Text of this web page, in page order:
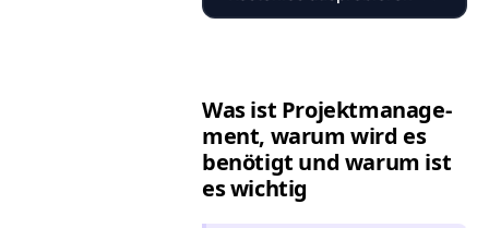
Was ist Pro­jek­t­man­age­
ment, warum wird es
benötigt und warum ist
es wichtig